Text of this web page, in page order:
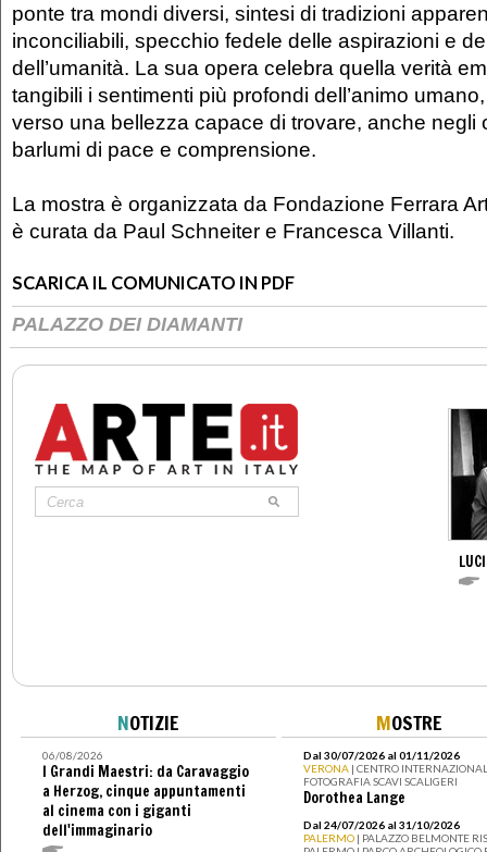
ponte tra mondi diversi, sintesi di tradizioni
inconciliabili, specchio fedele delle aspirazioni e
dell’umanità. La sua opera celebra quella verità
tangibili i sentimenti più profondi dell’animo
verso una bellezza capace di trovare, anche negli
barlumi di pace e comprensione.
La mostra è organizzata da Fondazione Ferrara
è curata da Paul Schneiter e Francesca Villanti.
SCARICA IL COMUNICATO IN PDF
PALAZZO DEI DIAMANTI
NOTIZIE
06/08/2026
I Grandi Maestri: da Caravaggio
a Herzog, cinque appuntamenti
al cinema con i giganti
dell'immaginario
MOSTRE
Dal 30/07/2026 al 01/11/2026
VERONA | CENTRO
FOTOGRAFIA SCAVI SCALIGERI
Dorothea Lange
Dal 24/07/2026 al 31/10/2026
PALERMO | PALAZZO BELMONTE